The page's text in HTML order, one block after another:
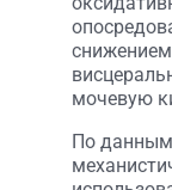
мочевую
По